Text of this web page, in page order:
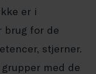
er i
brug for de
stjerner.
med de